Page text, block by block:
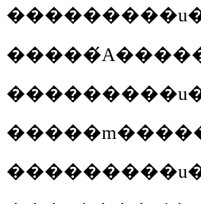
��������
��������
��������